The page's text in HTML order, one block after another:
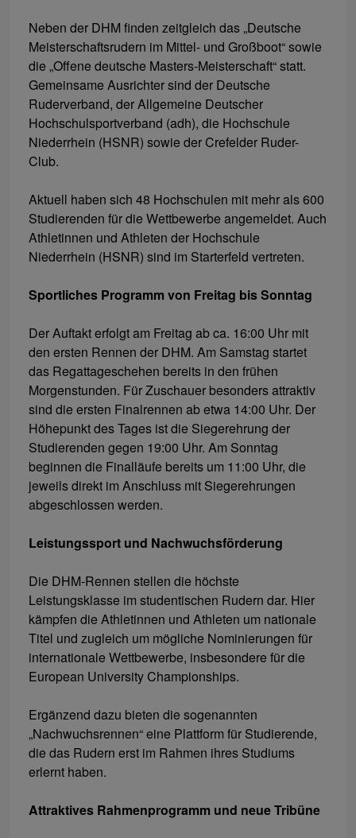
Neben der DHM finden zeitgleich das „Deutsche
Meisterschaftsrudern im Mittel- und Großboot“ sowie
die „Offene deutsche Masters-Meisterschaft“ statt.
Gemeinsame Ausrichter sind der Deutsche
Ruderverband, der Allgemeine Deutscher
Hochschulsportverband (adh), die Hochschule
Niederrhein (HSNR) sowie der Crefelder Ruder-
Club.
Aktuell haben sich 48 Hochschulen mit mehr als 600
Studierenden für die Wettbewerbe angemeldet. Auch
Athletinnen und Athleten der Hochschule
Niederrhein (HSNR) sind im Starterfeld vertreten.
Sportliches Programm von Freitag bis Sonntag
Der Auftakt erfolgt am Freitag ab ca. 16:00 Uhr mit
den ersten Rennen der DHM. Am Samstag startet
das Regattageschehen bereits in den frühen
Morgenstunden. Für Zuschauer besonders attraktiv
sind die ersten Finalrennen ab etwa 14:00 Uhr. Der
Höhepunkt des Tages ist die Siegerehrung der
Studierenden gegen 19:00 Uhr. Am Sonntag
beginnen die Finalläufe bereits um 11:00 Uhr, die
jeweils direkt im Anschluss mit Siegerehrungen
abgeschlossen werden.
Leistungssport und Nachwuchsförderung
Die DHM-Rennen stellen die höchste
Leistungsklasse im studentischen Rudern dar. Hier
kämpfen die Athletinnen und Athleten um nationale
Titel und zugleich um mögliche Nominierungen für
internationale Wettbewerbe, insbesondere für die
European University Championships.
Ergänzend dazu bieten die sogenannten
„Nachwuchsrennen“ eine Plattform für Studierende,
die das Rudern erst im Rahmen ihres Studiums
erlernt haben.
Attraktives Rahmenprogramm und neue Tribüne